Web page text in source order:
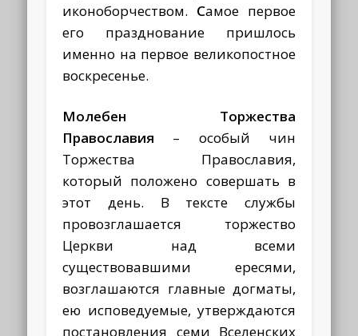
иконоборчеством. Самое первое
его празднование пришлось
именно на первое великопостное
воскресенье.
Молебен Торжества
Православия – особый чин
Торжества Православия,
который положено совершать в
этот день. В тексте службы
провозглашается торжество
Церкви над всеми
существовавшими ересями,
возглашаются главные догматы,
ею исповедуемые, утверждаются
постановления семи Вселенских